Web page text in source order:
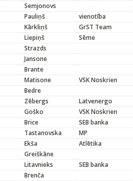
Semjonovs
Pauliņš
vienotība
Kārkliņš
GrST Team
Liepiņš
Sēme
Strazds
Jansone
Brante
Matisone
VSK Noskrien
Bedre
Zēbergs
Latvenergo
Goško
VSK Noskrien
Brice
SEB banka
Tastanovska
MP
Ekša
Atlētika
Greiškāne
Litavnieks
SEB banka
Brenča